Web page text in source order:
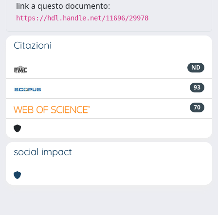
link a questo documento:
https://hdl.handle.net/11696/29978
Citazioni
ND
93
70
social impact